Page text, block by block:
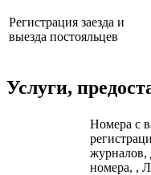
Регистрация заезда и
выезда постояльцев
Услуги,
Номера с
журналов,
номера, ,